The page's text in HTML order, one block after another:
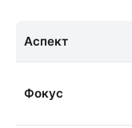
Аспект
Фокус